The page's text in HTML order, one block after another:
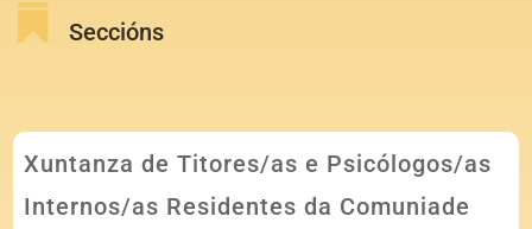
 Seccións
Xuntanza de Titores/as e Psicólogos/as
Internos/as Residentes da Comuniade